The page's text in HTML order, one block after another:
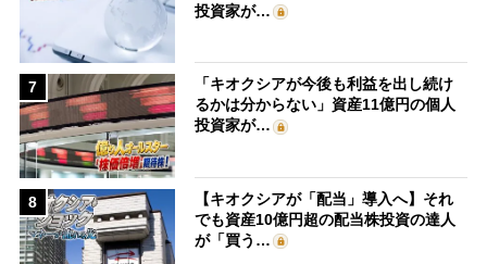
投資家が…
7
「キオクシアが今後も利益を出し続け
るかは分からない」資産11億円の個人
投資家が…
8
【キオクシアが「配当」導入へ】それ
でも資産10億円超の配当株投資の達人
が「買う…